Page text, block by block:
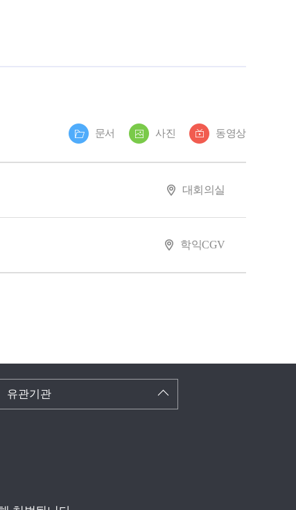
문서 사진 동영상
대회의실
학익CGV
유관기관